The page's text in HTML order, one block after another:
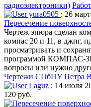
радиоэлектроники)
yura0505 : 26
Пересечение
Чертеж эпюра сделан
компас 20 и 11, в джпг,
просматривать и
программой КОМПАС-3D
вопросы или нужно
Чертежи СПбПУ Петра
Laguz : 14 июля
120 руб.